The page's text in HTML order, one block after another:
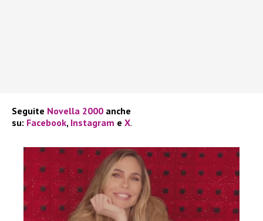
Seguite Novella 2000 anche
su: Facebook, Instagram e X.